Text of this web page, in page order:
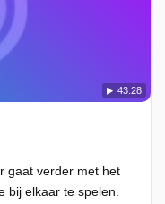
43:28
gaat verder met het
bij elkaar te spelen.